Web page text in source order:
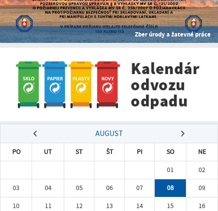
Zber úrody a žatevné práce
AUGUST
PO UT ST ŠT PI SO
NE
01
02
03
04 05 06 07 08
09
10
11 12 13 14 15
16